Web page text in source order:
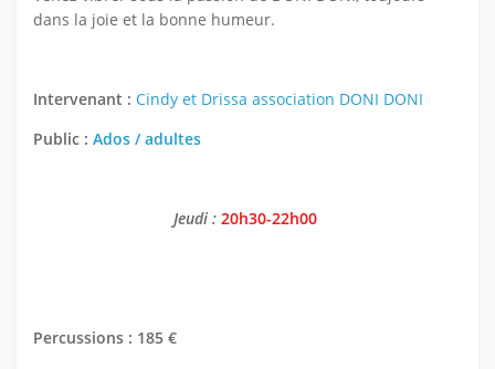
Le projet éducatif
dans la joie et la bonne humeur.
Intervenant : Cindy et Drissa association DONI DONI
Public : Ados / adultes
Jeudi : 20h30-22h00
Percussions : 185 €